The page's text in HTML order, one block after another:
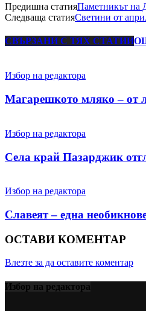
Предишна статияПаметникът на
Следваща статияСветини от
СВЪРЗАНИ С ТЯХ СТАТИИ
Избор на редактора
Магарешкото мляко – от
Избор на редактора
Села край Пазарджик
Избор на редактора
Славеят – една
ОСТАВИ КОМЕНТАР
Влезте за да оставите коментар
Избор на редактора